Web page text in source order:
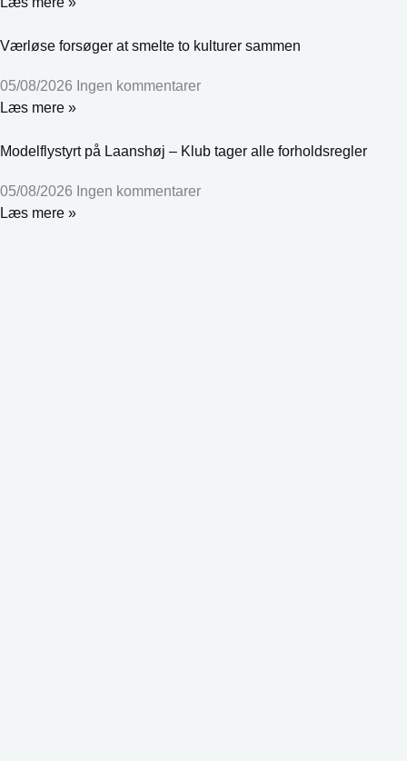
Værløse forsøger at smelte to kulturer sammen
05/08/2026 Ingen kommentarer
Læs mere »
Modelflystyrt på Laanshøj – Klub tager alle forholdsregler
05/08/2026 Ingen kommentarer
Læs mere »